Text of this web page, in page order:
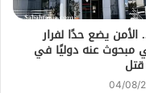
يضع حدًا لفرار
مبحوث عنه دوليًا في
04/08/